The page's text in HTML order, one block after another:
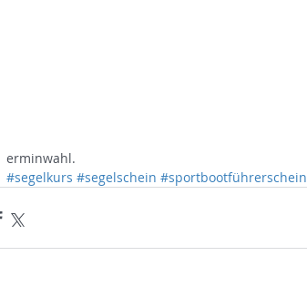
erminwahl.
#segelkurs #segelschein #sportbootführerschein